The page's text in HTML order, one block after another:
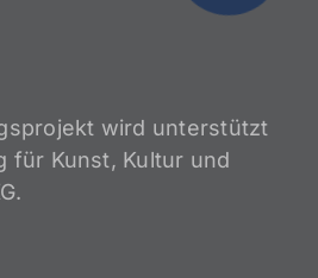
wird unterstützt
für Kunst, Kultur und